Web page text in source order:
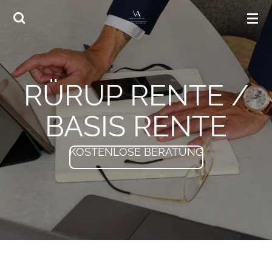
Zum
springen
RÜRUP RENTE /
BASIS RENTE
KOSTENLOSE BERATUNG